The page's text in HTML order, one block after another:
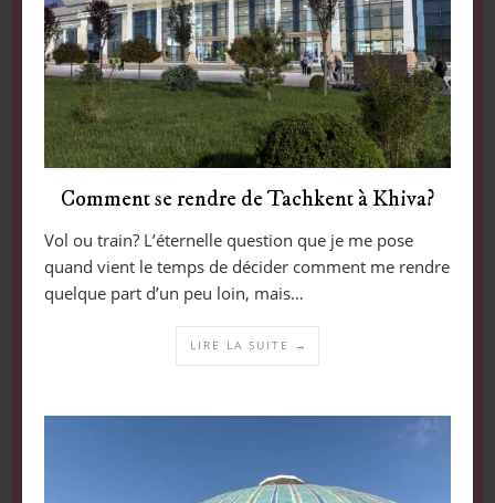
Comment se rendre de Tachkent à Khiva?
Vol ou train? L’éternelle question que je me pose
quand vient le temps de décider comment me rendre
quelque part d’un peu loin, mais…
LIRE LA SUITE →